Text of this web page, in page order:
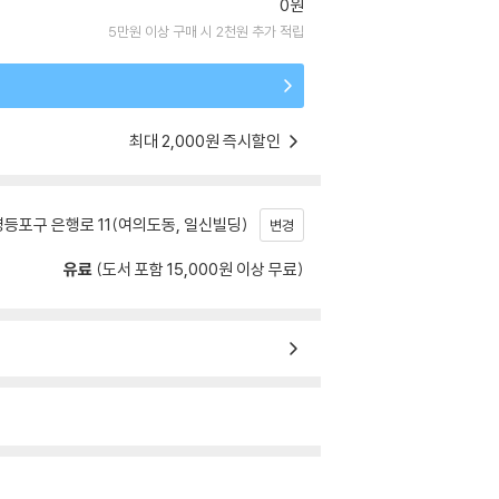
0원
5만원 이상 구매 시 2천원 추가 적립
최대 2,000원 즉시할인
포구 은행로 11(여의도동, 일신빌딩) 변경
유료 (도서 포함 15,000원 이상 무료)